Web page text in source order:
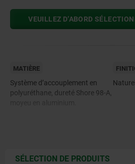
VEUILLEZ D’ABORD
MATIÈRE
Système d’accouplement en
polyuréthane, dureté Shore 98-A,
Naturel.
SÉLECTION DE PRODUITS